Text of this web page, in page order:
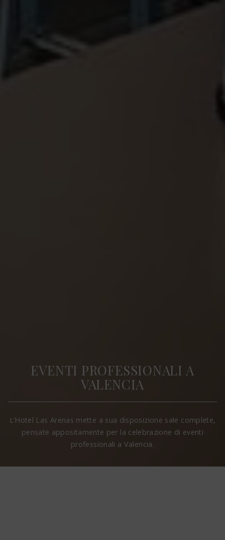
EVENTI PROFESSIONALI A
VALENCIA
L’Hotel Las Arenas mette a sua disposizione sale complete,
pensate appositamente per la celebrazione di eventi
professionali a Valencia.